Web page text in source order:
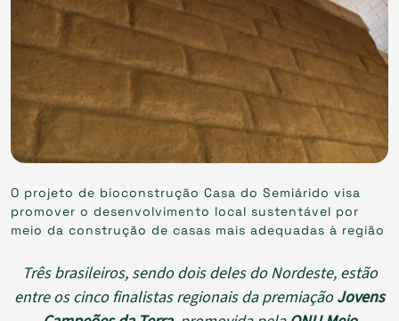
O projeto de bioconstrução Casa do Semiárido visa
promover o desenvolvimento local sustentável por
meio da construção de casas mais adequadas à região
Três brasileiros, sendo dois deles do Nordeste, estão
entre os cinco finalistas regionais da premiaçãoJovens